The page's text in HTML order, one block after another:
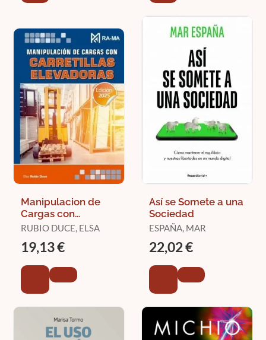
Manipulacion de
Cargas con
Carretillas
RUBIO DUCE, ELSA
19,13 €
Así se Somete a una
Sociedad
ESPAÑA, MAR
22,02 €